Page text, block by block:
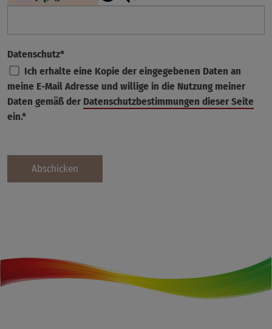
Datenschutz*
Ich erhalte eine Kopie der eingegebenen Daten an
meine E-Mail Adresse und willige in die Nutzung meiner
Daten gemäß der Datenschutzbestimmungen dieser Seite
ein.*
Abschicken